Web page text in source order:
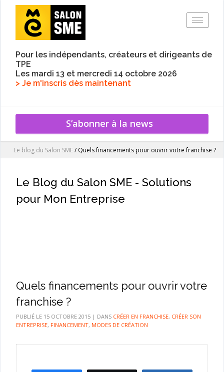
Pour les indépendants, créateurs et dirigeants de
TPE
Les mardi 13 et mercredi 14 octobre 2026
> Je m'inscris dès maintenant
S’abonner à la news
Le blog du Salon SME/Quels financements pour ouvrir votre franchise ?
Le Blog du Salon SME - Solutions
pour Mon Entreprise
Quels financements pour ouvrir votre
franchise ?
PUBLIÉ LE 15 OCTOBRE 2015| DANS CRÉER EN FRANCHISE, CRÉER SON
ENTREPRISE, FINANCEMENT, MODES DE CRÉATION